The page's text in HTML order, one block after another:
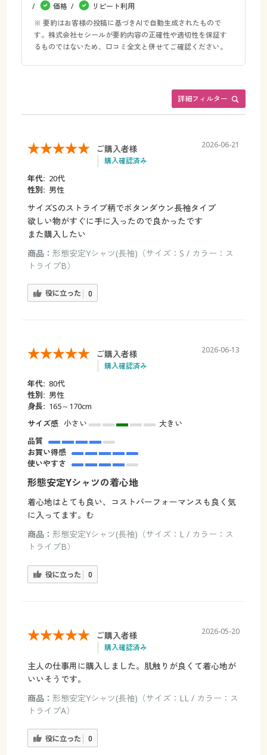
価格
リピート利用
※ 要約はお客様の投稿に基づきAIで自動生成されたもので
す。株式会社セシールが要約内容の正確性や適切性を保証す
るものではないため、口コミ全文と併せてご確認ください。
詳細フィルター
ご購入者様
購入確認済み
2026-06-21
年代: 20代
性別: 男性
サイズSのストライプ柄でボタンダウン長袖タイプ
欲しい物がすぐに手に入ったので良かったです
また購入したい
商品： 形態安定Yシャツ(長袖)（サイズ：S / カラー：ス
トライプB）
役に立った 0
ご購入者様
購入確認済み
2026-06-13
年代: 80代
性別: 男性
身長: 165～170cm
サイズ感 小さい
大きい
品質
お買い得感
使いやすさ
形態安定Yシャツの着心地
着心地はとても良い、コストパーフォーマンスも良く気
に入ってます。む
商品： 形態安定Yシャツ(長袖)（サイズ：L / カラー：ス
トライプB）
役に立った 0
ご購入者様
購入確認済み
2026-05-20
主人の仕事用に購入しました。肌触りが良くて着心地が
いいそうです。
商品： 形態安定Yシャツ(長袖)（サイズ：LL / カラー：ス
トライプA）
役に立った 0